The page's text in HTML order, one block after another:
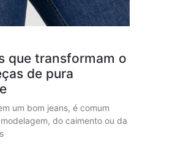
que transformam o
de pura
um bom jeans, é comum
do caimento ou da